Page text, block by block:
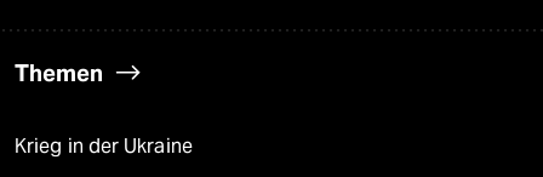
Themen
Krieg in der Ukraine